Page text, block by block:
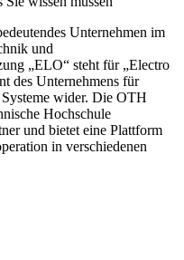
Unternehmen im
und
„ELO“ steht für „Electro
des Unternehmens für
wider. Die OTH
Hochschule
und bietet eine Plattform
in verschiedenen